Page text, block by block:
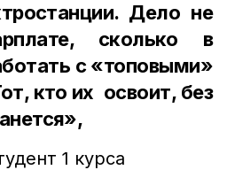
Дело не
сколько в
с «топовыми»
кто их освоит, без
1 курса